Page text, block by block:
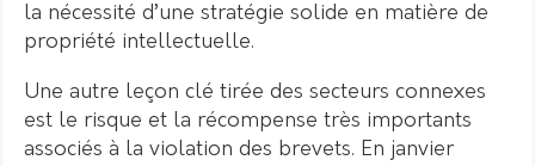
la nécessité d’une stratégie solide en matière de
propriété intellectuelle.
Une autre leçon clé tirée des secteurs connexes
est le risque et la récompense très importants
associés à la violation des brevets. En janvier